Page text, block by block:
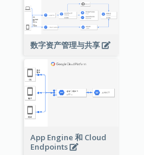
数字资产管理与共享
App Engine 和 Cloud
Endpoints